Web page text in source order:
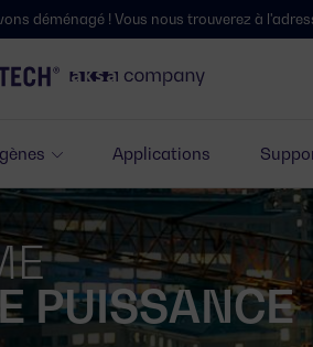
Applications
nous trouverez à l'adresse suivante :
PUISSANCE